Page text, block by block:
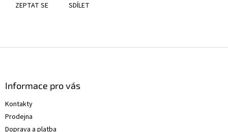
ZEPTAT SE SDÍLET
Informace pro vás
Kontakty
Prodejna
Doprava a platba